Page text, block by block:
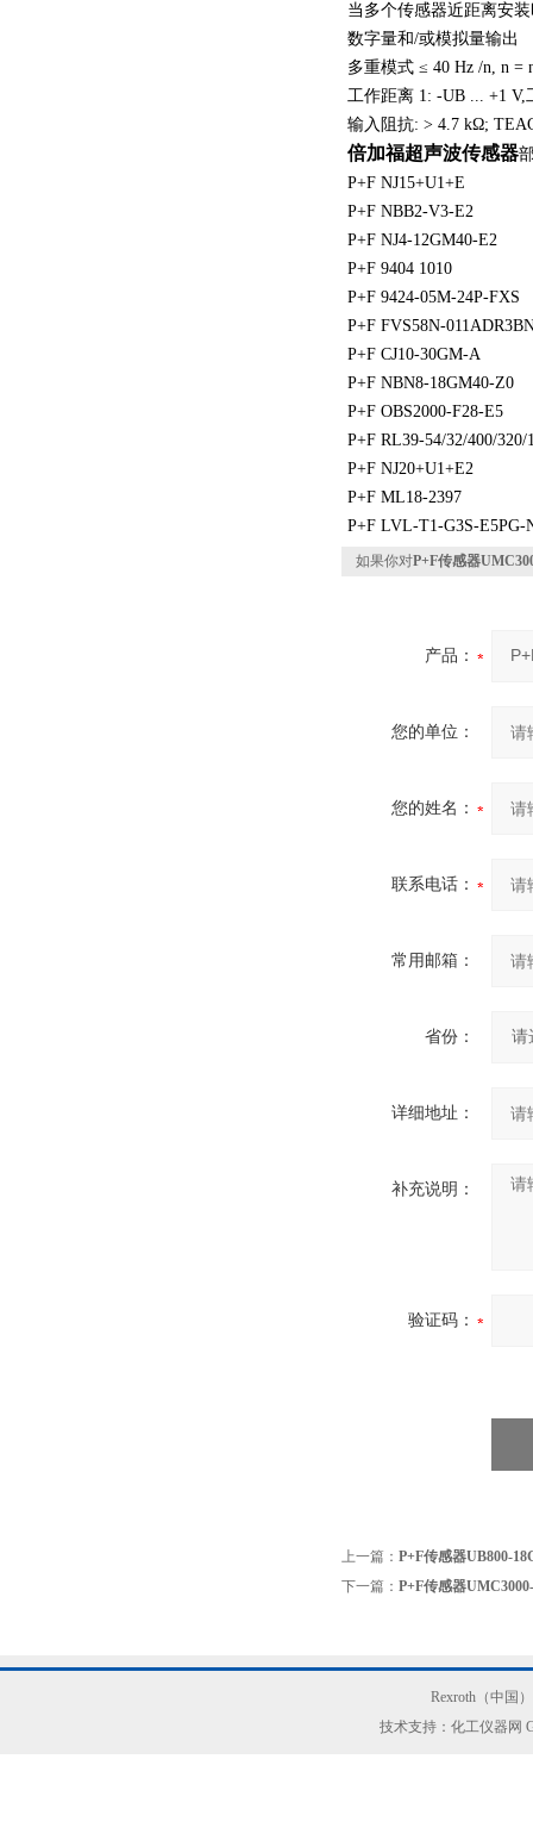
当多个传感器近距离安
数字量和/或模拟量输出
多重模式 ≤ 40 Hz /n, n =
工作距离 1: -UB ... +1
输入阻抗: > 4.7 kΩ;
倍加福超声波传感器
P+F NJ15+U1+E
P+F NBB2-V3-E2
P+F NJ4-12GM40-E2
P+F 9404 1010
P+F 9424-05M-24P-FXS
P+F FVS58N-
P+F CJ10-30GM-A
P+F NBN8-18GM40-Z0
P+F OBS2000-F28-E5
P+F RL39-54/32/400/320/
P+F NJ20+U1+E2
P+F ML18-2397
P+F LVL-T1-G3S-E5PG-
如果你对P+F传感器
产品：
您的单位：
您的姓名：
联系电话：
常用邮箱：
省份：
详细地址：
补充说明：
验证码：
上一篇： P+F传感器UB800-
下一篇： P+F传感器
Rexroth（中国
技术支持：化工仪器网